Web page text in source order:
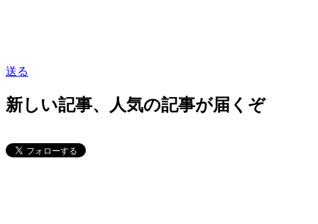
送る
新しい記事、人気の記事が届くぞ